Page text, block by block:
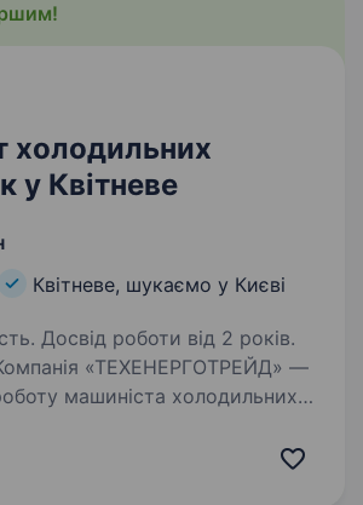
холодильних
у Квітневе
Квітневе, шукаємо у Києві
Досвід роботи від 2 років.
машиніста холодильних
стану та